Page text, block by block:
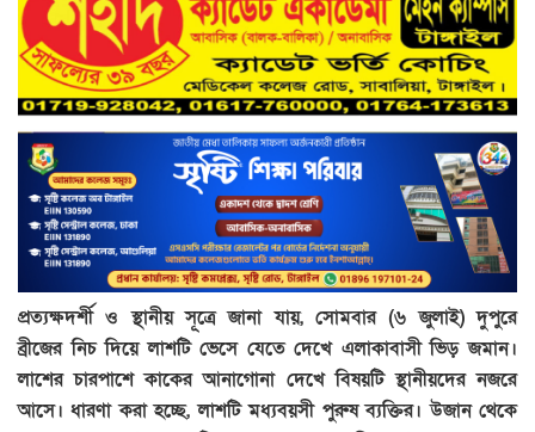
প্রত্যক্ষদর্শী ও স্থানীয় সূত্রে জানা যায়, সোমবার (৬ জুলাই) দুপুরে
ব্রীজের নিচ দিয়ে লাশটি ভেসে যেতে দেখে এলাকাবাসী ভিড় জমান।
লাশের চারপাশে কাকের আনাগোনা দেখে বিষয়টি স্থানীয়দের নজরে
আসে। ধারণা করা হচ্ছে, লাশটি মধ্যবয়সী পুরুষ ব্যক্তির। উজান থেকে